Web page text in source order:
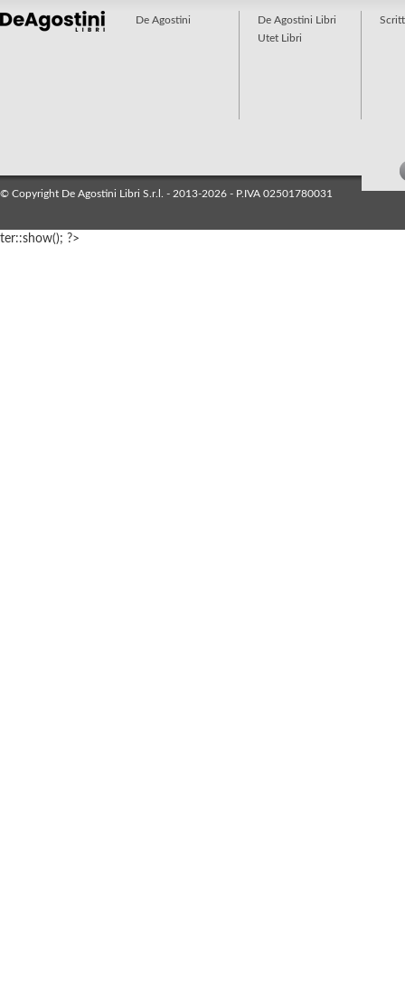
De Agostini
De Agostini Libri
Utet Libri
© Copyright De Agostini Libri S.r.l. - 2013-2026 - P.IVA 02501780031
ter::show(); ?>